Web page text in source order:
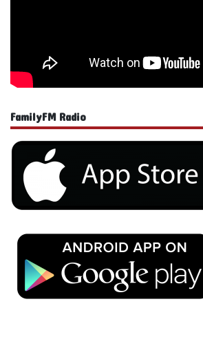
FamilyFM Radio